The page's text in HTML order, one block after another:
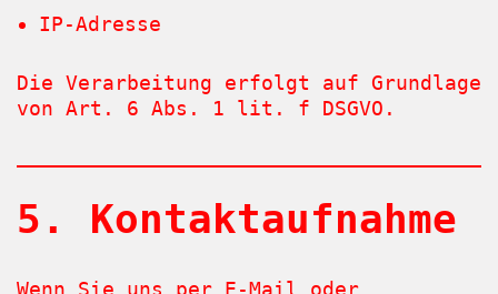
IP-Adresse
Die Verarbeitung erfolgt auf Grundlage
von Art. 6 Abs. 1 lit. f DSGVO.
5. Kontaktaufnahme
Wenn Sie uns per E-Mail oder